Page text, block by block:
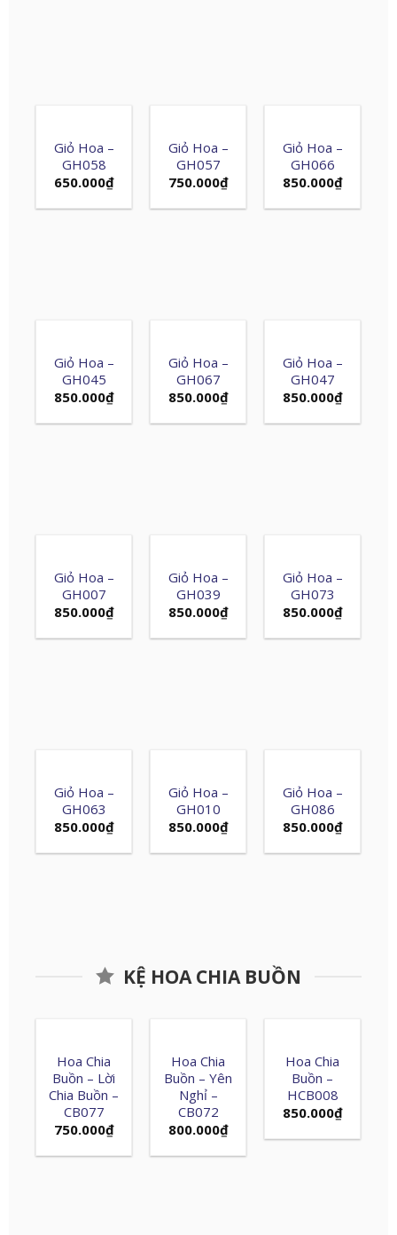
Giỏ Hoa –
GH058
650.000₫
Giỏ Hoa –
GH057
750.000₫
Giỏ Hoa –
GH066
850.000₫
Giỏ Hoa –
GH045
850.000₫
Giỏ Hoa –
GH067
850.000₫
Giỏ Hoa –
GH047
850.000₫
Giỏ Hoa –
GH007
850.000₫
Giỏ Hoa –
GH039
850.000₫
Giỏ Hoa –
GH073
850.000₫
Giỏ Hoa –
GH063
850.000₫
Giỏ Hoa –
GH010
850.000₫
Giỏ Hoa –
GH086
850.000₫
KỆ HOA CHIA BUỒN
Hoa Chia
Buồn – Lời
Chia Buồn –
CB077
750.000₫
Hoa Chia
Buồn – Yên
Nghỉ –
CB072
800.000₫
Hoa Chia
Buồn –
HCB008
850.000₫